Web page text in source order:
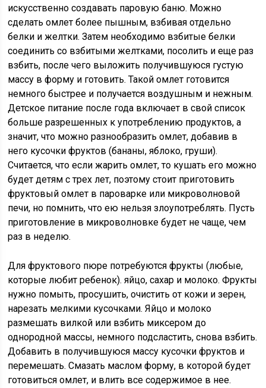
искусственно создавать паровую баню. Можно
сделать омлет более пышным, взбивая отдельно
белки и желтки. Затем необходимо взбитые белки
соединить со взбитыми желтками, посолить и еще раз
взбить, после чего выложить получившуюся густую
массу в форму и готовить. Такой омлет готовится
немного быстрее и получается воздушным и нежным.
Детское питание после года включает в свой список
больше разрешенных к употреблению продуктов, а
значит, что можно разнообразить омлет, добавив в
него кусочки фруктов (бананы, яблоко, груши).
Считается, что если жарить омлет, то кушать его можно
будет детям с трех лет, поэтому стоит приготовить
фруктовый омлет в пароварке или микроволновой
печи, но помнить, что ею нельзя злоупотреблять. Пусть
приготовление в микроволновке будет не чаще, чем
раз в неделю.
Для фруктового пюре потребуются фрукты (любые,
которые любит ребенок). яйцо, сахар и молоко. Фрукты
нужно помыть, просушить, очистить от кожи и зерен,
нарезать мелкими кусочками. Яйцо и молоко
размешать вилкой или взбить миксером до
однородной массы, немного подсластить, снова взбить.
Добавить в получившуюся массу кусочки фруктов и
перемешать. Смазать маслом форму, в которой будет
готовиться омлет, и влить все содержимое в нее.